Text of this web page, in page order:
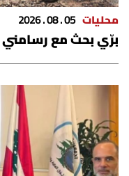
محليات 05 . 08 . 2026
برّي بحث مع رسامني